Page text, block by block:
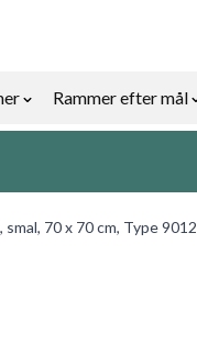
Rammer efter mål
70 x 70 cm, Type 9012